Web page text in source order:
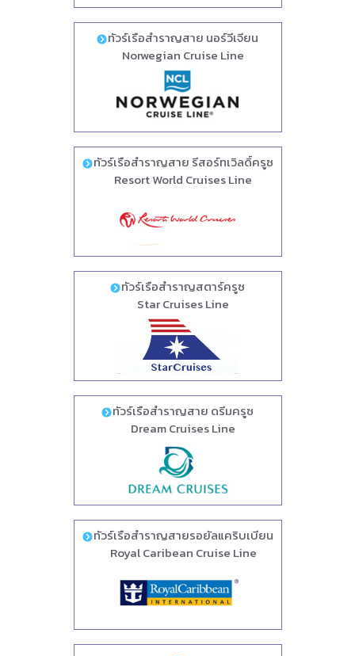
ทัวร์เรือสำราญสาย นอร์วีเจียน
Norwegian Cruise Line
ทัวร์เรือสำราญสาย รีสอร์ทเวิลดิ์ครูซ
Resort World Cruises Line
ทัวร์เรือสำราญสตาร์ครูซ
Star Cruises Line
ทัวร์เรือสำราญสาย ดรีมครูซ
Dream Cruises Line
ทัวร์เรือสำราญสายรอยัลแคริบเบียน
Royal Caribean Cruise Line